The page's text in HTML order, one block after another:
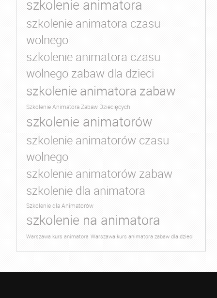
szkolenie animatora
szkolenie animatora czasu
wolnego
szkolenie animatora czasu
wolnego zabaw dla dzieci
szkolenie animatora zabaw
Szkolenie Animatora Zabaw Dziecięcych
szkolenie animatorów
szkolenie animatorów czasu
wolnego
szkolenie animatorów zabaw
szkolenie dla animatora
Szkolenie dla Animatorów
szkolenie na animatora
Warszawa kurs animatora Warszawa kurs animatora zabaw dla dzieci